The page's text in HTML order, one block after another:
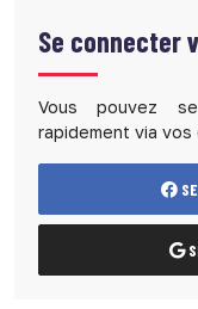
Se connecter
Vous pouvez
rapidement via